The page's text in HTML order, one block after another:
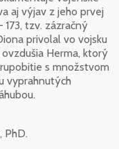
aj výjav z jeho prvej
tzv. zázračný
privolal vo vojsku
Herma, ktorý
s množstvom
vyprahnutých
PhD.